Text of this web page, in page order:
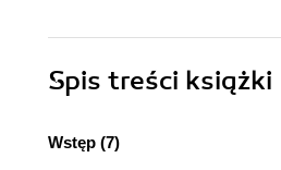
Spis treści książki
Wstęp (7)